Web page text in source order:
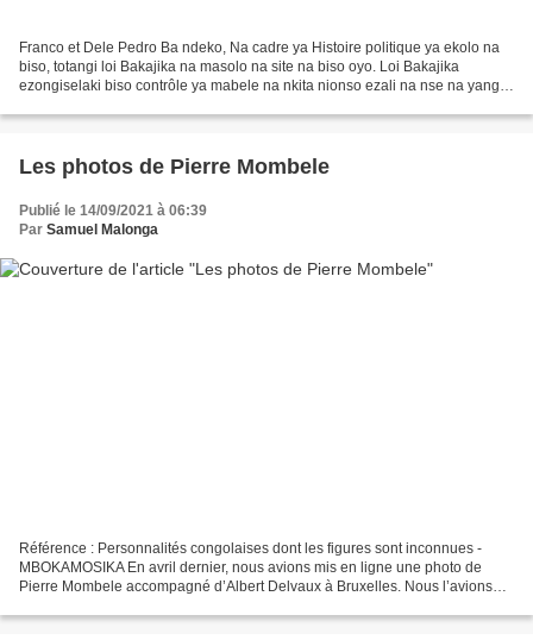
Franco et Dele Pedro Ba ndeko, Na cadre ya Histoire politique ya ekolo na
biso, totangi loi Bakajika na masolo na site na biso oyo. Loi Bakajika
ezongiselaki biso contrôle ya mabele na nkita nionso ezali na nse na yango,
Les photos de Pierre Mombele
Publié le 14/09/2021 à 06:39
Par Samuel Malonga
Référence : Personnalités congolaises dont les figures sont inconnues -
MBOKAMOSIKA En avril dernier, nous avions mis en ligne une photo de
Pierre Mombele accompagné d’Albert Delvaux à Bruxelles. Nous l’avions